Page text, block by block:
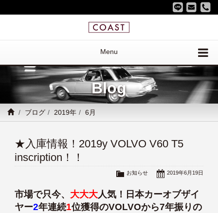
Menu
Blog
ブログ 2019年 6月
★入庫情報！2019y VOLVO V60 T5
inscription！！
2019年6月19日
お知らせ
市場で只今、 大大大人気！日本カーオブザイ
ヤー2年連続1位獲得のVOLVOから7年振りの